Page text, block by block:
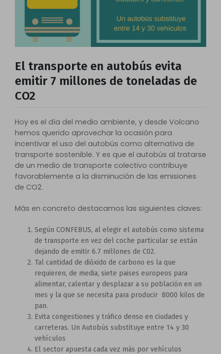
El transporte en autobús evita
emitir 7 millones de toneladas de
CO2
Hoy es el día del medio ambiente, y desde Volcano
hemos querido aprovechar la ocasión para
incentivar el uso del autobús como alternativa de
transporte sostenible. Y es que el autobús al tratarse
de un medio de transporte colectivo contribuye
favorablemente a la disminución de las emisiones
de CO2.
Más en concreto destacamos las siguientes claves:
Según CONFEBUS, al elegir el autobús como sistema
de transporte en vez del coche particular se están
dejando de emitir 6.7 millones de C02.
Tal cantidad de dióxido de carbono es la que
requieren, de media, siete paises europeos para
alimentar, calentar y desplazar a su población en un
mes y la que se necesita para producir 8000 kilos de
pan.
Evita congestiones y tráfico denso en ciudades y
carreteras. Un Autobús substituye entre 14 y 30
vehículos
El sector apuesta cada vez más por vehículos